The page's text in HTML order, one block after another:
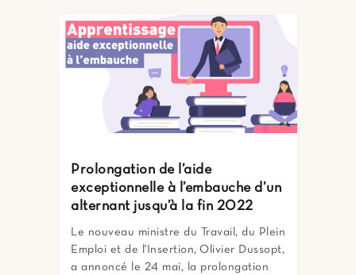
Prolongation de l’aide
exceptionnelle à l’embauche d’un
alternant jusqu’à la fin 2022
Le nouveau ministre du Travail, du Plein
Emploi et de l'Insertion, Olivier Dussopt,
a annoncé le 24 mai, la prolongation